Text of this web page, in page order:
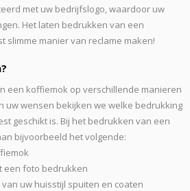
met uw bedrijfslogo, waardoor uw
Het laten bedrukken van een
slimme manier van reclame maken!
een koffiemok op verschillende manieren
uw wensen bekijken we welke bedrukking
geschikt is. Bij het bedrukken van een
bijvoorbeeld het volgende:
een foto bedrukken
uw huisstijl spuiten en coaten